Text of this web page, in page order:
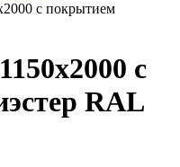
с покрытием
с
RAL